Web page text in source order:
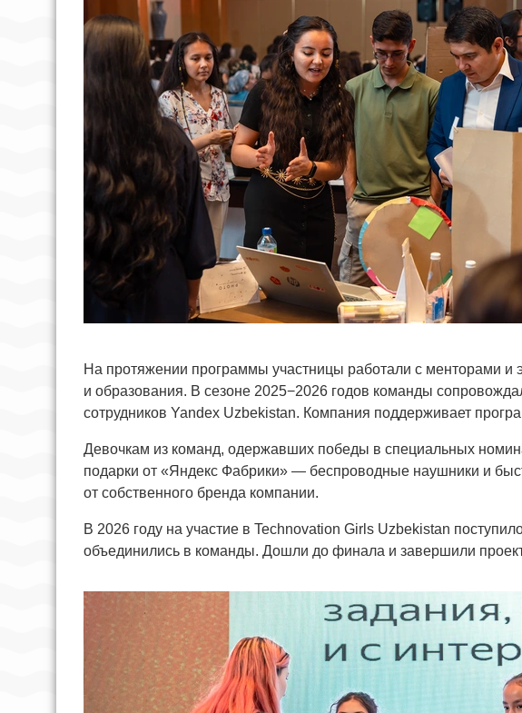
На протяжении программы участницы работали с менторами и
и образования. В сезоне 2025−2026 годов команды
сотрудников Yandex Uzbekistan. Компания поддерживает
Девочкам из команд, одержавших победы в специальных
подарки от «Яндекс Фабрики» — беспроводные наушники и
от собственного бренда компании.
В 2026 году на участие в Technovation Girls Uzbekistan
объединились в команды. Дошли до финала и завершили